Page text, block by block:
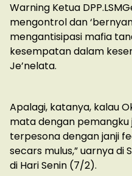
Warning Ketua
mengontrol dan
mengantisipasi mafia
kesempatan dalam
Je’nelata.
Apalagi, katanya, kalau
mata dengan
terpesona dengan janji
secars mulus,” uarnya di
di Hari Senin (7/2).